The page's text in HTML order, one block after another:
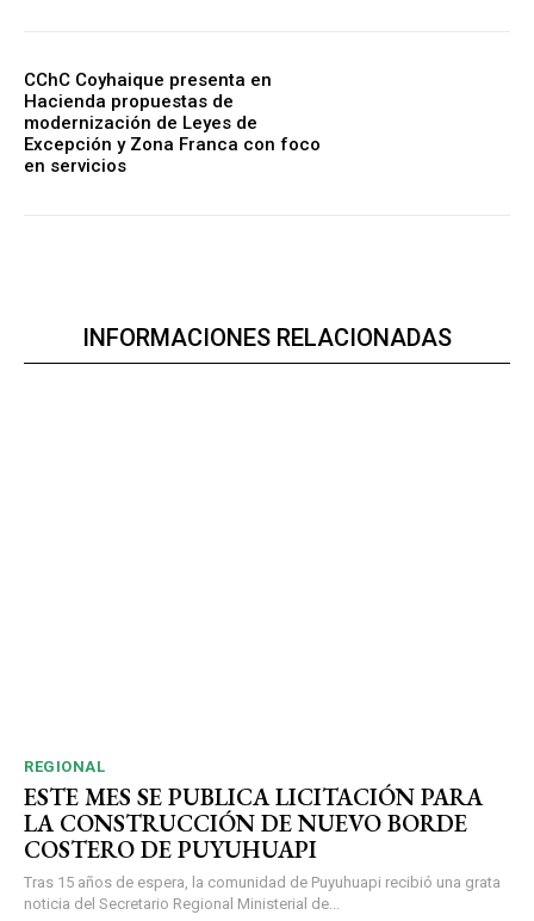
CChC Coyhaique presenta en
Hacienda propuestas de
modernización de Leyes de
Excepción y Zona Franca con foco
en servicios
INFORMACIONES RELACIONADAS
REGIONAL
ESTE MES SE PUBLICA LICITACIÓN PARA
LA CONSTRUCCIÓN DE NUEVO BORDE
COSTERO DE PUYUHUAPI
Tras 15 años de espera, la comunidad de Puyuhuapi recibió una grata
noticia del Secretario Regional Ministerial de...